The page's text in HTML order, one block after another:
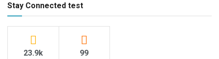
Stay Connected test
23.9k 99